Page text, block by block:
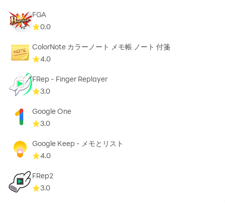
プライバシーポリシー：
https://www.dropbox.com/privacy
FGA
0.0
ColorNote カラーノート メモ帳 ノート 付箋
4.0
FRep - Finger Replayer
3.0
Google One
3.0
Google Keep - メモとリスト
4.0
FRep2
3.0